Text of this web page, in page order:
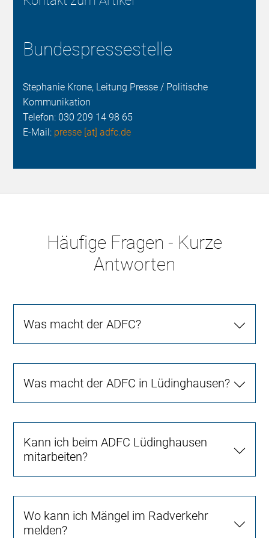
Bundespressestelle
Stephanie Krone, Leitung Presse / Politische
Kommunikation
Telefon: 030 209 14 98 65
E-Mail: presse [at] adfc.de
Häufige Fragen - Kurze
Antworten
Was macht der ADFC?
Was macht der ADFC in Lüdinghausen?
Kann ich beim ADFC Lüdinghausen
mitarbeiten?
Wo kann ich Mängel im Radverkehr
melden?